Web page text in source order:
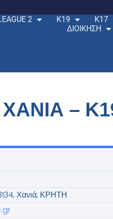
2 Κ19 Κ17
ΔΙΟΙΚΗΣΗ
ΧΑΝΙΑ –
Χανιά, ΚΡΗΤΗ